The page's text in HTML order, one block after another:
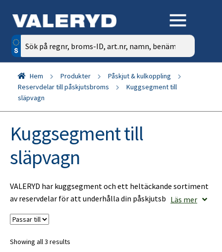
Sök
efter:
Hem Produkter
Påskjut & kulkoppling
Reservdelar till påskjutsbroms
Kuggsegment till
släpvagn
Kuggsegment till
släpvagn
VALERYD har kuggsegment och ett heltäckande sortiment
av reservdelar för att underhålla din påskjutsbroms till din
hästtrailer, skåptrailer eller jetskitrailer.
Läs mer
Showing all 3 results